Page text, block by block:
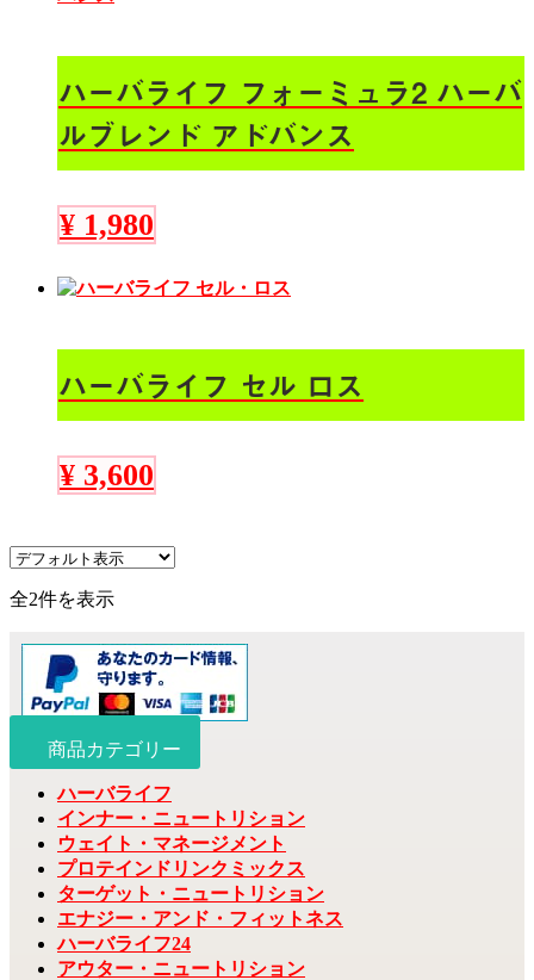
ハーバライフ フォーミュラ2 ハーバ
ルブレンド アドバンス
¥ 1,980
ハーバライフ セル ロス
¥ 3,600
全2件を表示
商品カテゴリー
ハーバライフ
インナー・ニュートリション
ウェイト・マネージメント
プロテインドリンクミックス
ターゲット・ニュートリション
エナジー・アンド・フィットネス
ハーバライフ24
アウター・ニュートリション